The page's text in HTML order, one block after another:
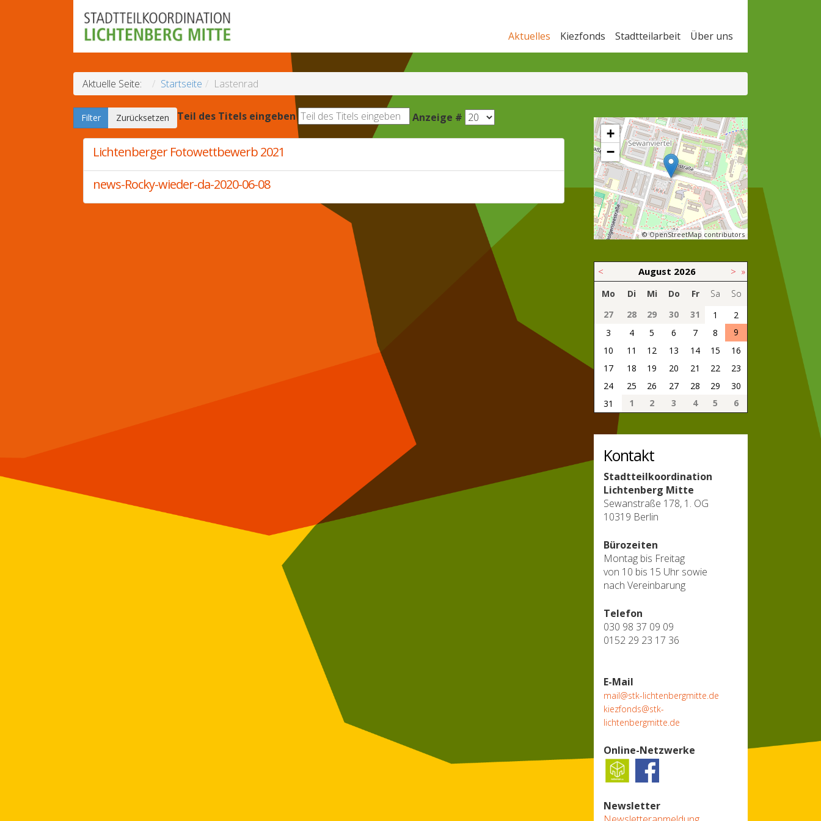
Aktuelles Kiezfonds Stadtteilarbeit Über uns
Aktuelle Seite: Startseite Lastenrad
Teil des Titels eingeben
Filter Zurücksetzen Anzeige #
Lichtenberger Fotowettbewerb 2021
news-Rocky-wieder-da-2020-06-08
+
−
© OpenStreetMap contributors
< August 2026 > »
Mo Di Mi Do Fr Sa
So
27
28 29 30 31 1
2
3
4 5 6 7 8
9
10
11 12 13 14 15
16
17
18 19 20 21 22
23
24
25 26 27 28 29
30
31
1 2 3 4 5 6
Kontakt
Stadtteilkoordination
Lichtenberg Mitte
Sewanstraße 178, 1. OG
10319 Berlin
Bürozeiten
Montag bis Freitag
von 10 bis 15 Uhr sowie
nach Vereinbarung
Telefon
030 98 37 09 09
0152 29 23 17 36
E-Mail
mail@stk-lichtenbergmitte.de
kiezfonds@stk-
lichtenbergmitte.de
Online-Netzwerke
Newsletter